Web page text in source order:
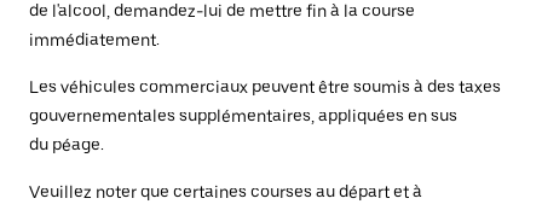
de l'alcool, demandez-lui de mettre fin à la course
immédiatement.
Les véhicules commerciaux peuvent être soumis à des taxes
gouvernementales supplémentaires, appliquées en sus
du péage.
Veuillez noter que certaines courses au départ et à